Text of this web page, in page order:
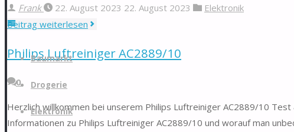
nach:
Zum
springen
Baumarkt
Drogerie
Elektronik
Frank 22. August 2023 22. August 2023
Elektronik
Beitrag weiterlesen "Epson
ET-
Philips Luftreiniger AC2889/10
0
Herzlich willkommen bei unserem Philips Luftreiniger AC2889/10
Informationen zu Philips Luftreiniger AC2889/10 und worauf man